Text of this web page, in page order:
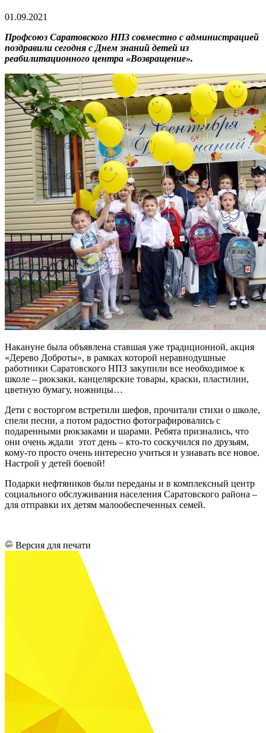
01.09.2021
Профсоюз Саратовского НПЗ совместно с администрацией
поздравили сегодня с Днем знаний детей из
реабилитационного центра «Возвращение».
Накануне была объявлена ставшая уже традиционной, акция
«Дерево Доброты», в рамках которой неравнодушные
работники Саратовского НПЗ закупили все необходимое к
школе – рюкзаки, канцелярские товары, краски, пластилин,
цветную бумагу, ножницы…
Дети с восторгом встретили шефов, прочитали стихи о школе,
спели песни, а потом радостно фотографировались с
подаренными рюкзаками и шарами. Ребята признались, что
они очень ждали этот день – кто-то соскучился по друзьям,
кому-то просто очень интересно учиться и узнавать все новое.
Настрой у детей боевой!
Подарки нефтяников были переданы и в комплексный центр
социального обслуживания населения Саратовского района –
для отправки их детям малообеспеченных семей.
Версия для печати